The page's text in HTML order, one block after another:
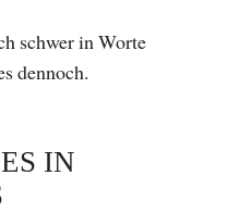
schwer in Worte
dennoch.
IN